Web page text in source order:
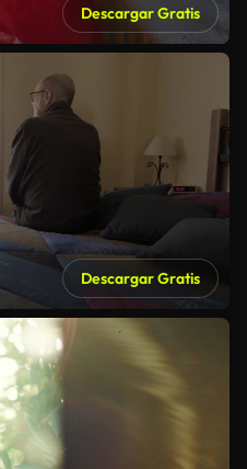
Descargar Gratis
Descargar Gratis